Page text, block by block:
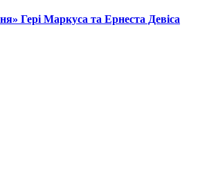
Гері Маркуса та Ернеста Девіса